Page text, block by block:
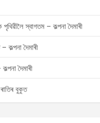
স্বাগতম – কল্পনা দৈমাৰী
কল্পনা দৈমাৰী
দৈমাৰী
বুকুত